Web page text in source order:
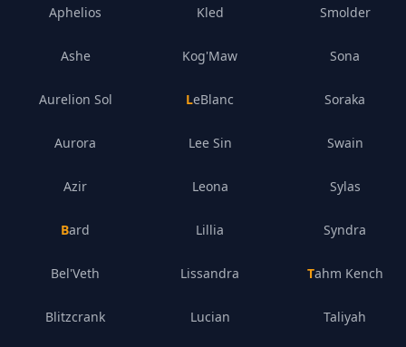
Aphelios
Ashe
Aurelion Sol
Aurora
Azir
Bard
Bel'Veth
Blitzcrank
Kled
Kog'Maw
LeBlanc
Lee Sin
Leona
Lillia
Lissandra
Lucian
Smolder
Sona
Soraka
Swain
Sylas
Syndra
Tahm Kench
Taliyah